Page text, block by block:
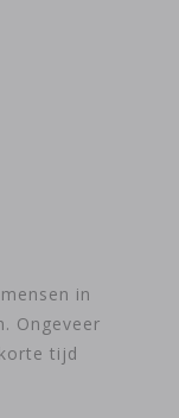
in
Ongeveer
tijd